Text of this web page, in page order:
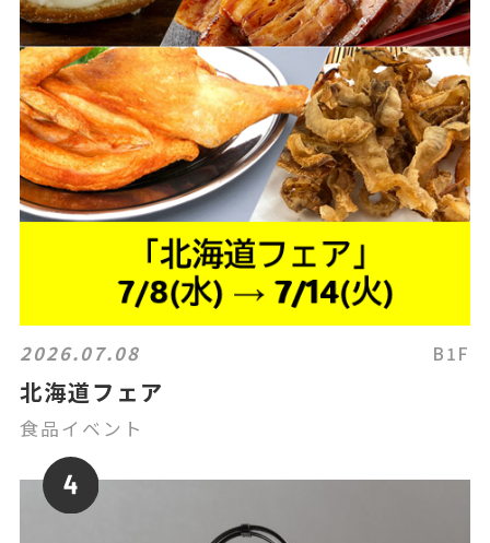
2026.07.08 B1F
北海道フェア
食品イベント